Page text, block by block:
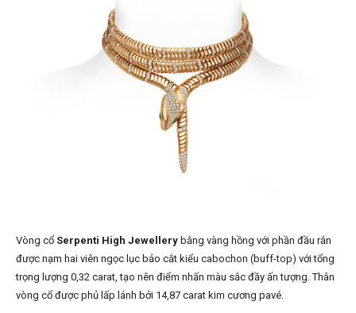
Vòng cổ Serpenti High Jewellery bằng vàng hồng với phần đầu rắn
được nạm hai viên ngọc lục bảo cắt kiểu cabochon (buff-top) với tổng
trọng lượng 0,32 carat, tạo nên điểm nhấn màu sắc đầy ấn tượng. Thân
vòng cổ được phủ lấp lánh bởi 14,87 carat kim cương pavé.